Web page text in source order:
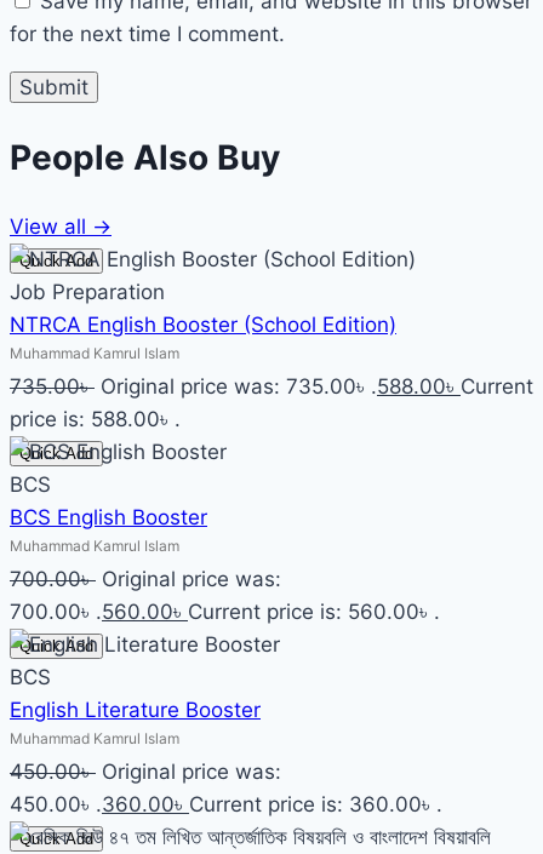
for the next time I comment.
People Also Buy
View all →
Quick Add
Job Preparation
NTRCA English Booster (School Edition)
Muhammad Kamrul Islam
735.00৳ Original price was: 735.00৳ .588.00৳ Current
price is: 588.00৳ .
Quick Add
BCS
BCS English Booster
Muhammad Kamrul Islam
700.00৳ Original price was:
700.00৳ .560.00৳ Current price is: 560.00৳ .
Quick Add
BCS
English Literature Booster
Muhammad Kamrul Islam
450.00৳ Original price was:
450.00৳ .360.00৳ Current price is: 360.00৳ .
Quick Add